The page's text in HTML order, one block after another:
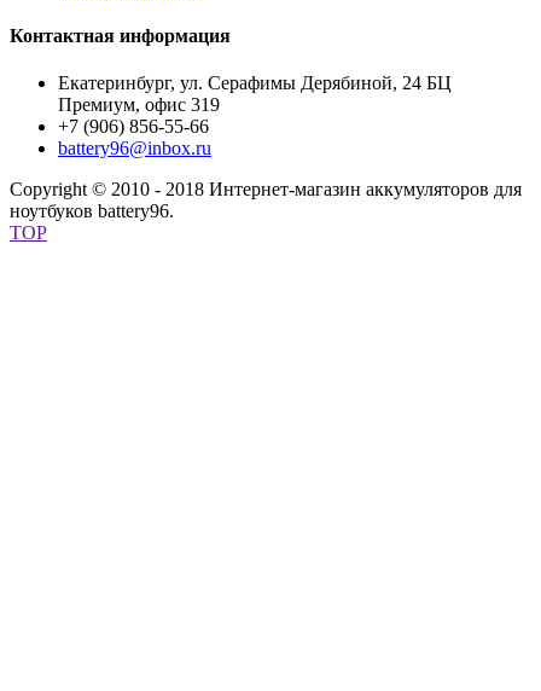
Контактная информация
Екатеринбург, ул. Серафимы Дерябиной, 24 БЦ
Премиум, офис 319
+7 (906) 856-55-66
battery96@inbox.ru
Copyright © 2010 - 2018 Интернет-магазин аккумуляторов для
ноутбуков battery96.
TOP